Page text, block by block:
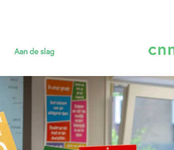
Aan de slag
Thema’s
Jouw VvE verduurzamen
Gastlessen & lesmateriaal
Infotheek